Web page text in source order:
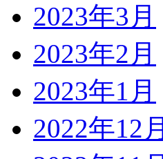
2023年3月
2023年2月
2023年1月
2022年12月